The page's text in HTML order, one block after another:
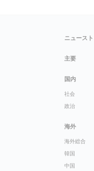
ニュース
主要
国内
社会
政治
海外
海外総合
韓国
中国